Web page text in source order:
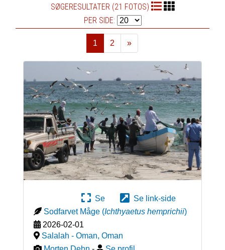
SØGERESULTATER (21 FOTOS)
PER SIDE:
1 2
»
Næste
Se
Se link-side
Sodfarvet Måge (Ichthyaetus hemprichii)
2026-02-01
Salalah - Oman, Oman